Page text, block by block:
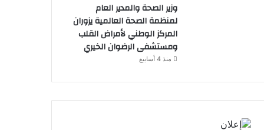
وزير الصحة والمدير العام
لمنظمة الصحة العالمية يزوران
المركز الوطني لأمراض القلب
ومستشفى الرضوان الخيري
منذ 4 أسابيع